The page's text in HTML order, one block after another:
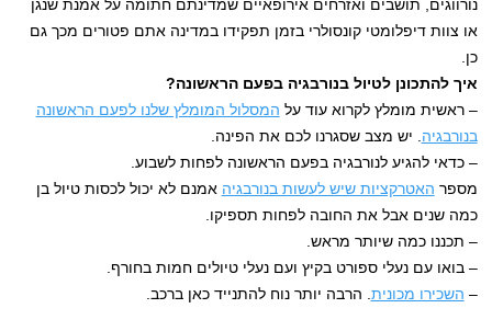
נורווגים, תושבים ואזרחים אירופאיים שמדינתם חתומה על אמנת שנגן
או צוות דיפלומטי קונסולרי בזמן תפקידו במדינה אתם פטורים מכך גם
כן.
איך להתכונן לטיול בנורבגיה בפעם הראשונה?
– ראשית מומלץ לקרוא עוד על המסלול המומלץ שלנו לפעם הראשונה
בנורבגיה. יש מצב שסגרנו לכם את הפינה.
– כדאי להגיע לנורבגיה בפעם הראשונה לפחות לשבוע.
מספר האטרקציות שיש לעשות בנורבגיה אמנם לא יכול לכסות טיול בן
כמה שנים אבל את החובה לפחות תספיקו.
– תכננו כמה שיותר מראש.
– בואו עם נעלי ספורט בקיץ ועם נעלי טיולים חמות בחורף.
– השכירו מכונית. הרבה יותר נוח להתנייד כאן ברכב.